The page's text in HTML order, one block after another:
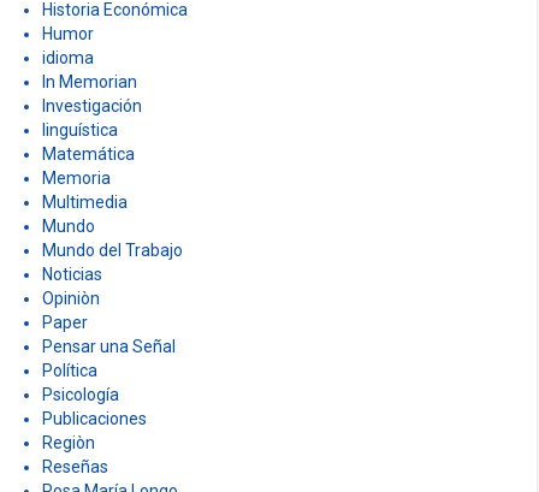
Historia Económica
Humor
idioma
In Memorian
Investigación
linguística
Matemática
Memoria
Multimedia
Mundo
Mundo del Trabajo
Noticias
Opiniòn
Paper
Pensar una Señal
Política
Psicología
Publicaciones
Regiòn
Reseñas